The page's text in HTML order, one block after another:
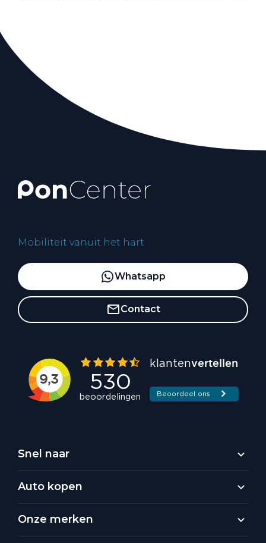
Mobiliteit vanuit het hart
Whatsapp
Contact
Snel naar
Auto kopen
Onze merken